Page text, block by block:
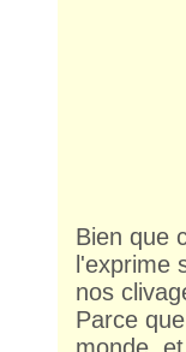
Bien que
l'exprime
nos
Parce